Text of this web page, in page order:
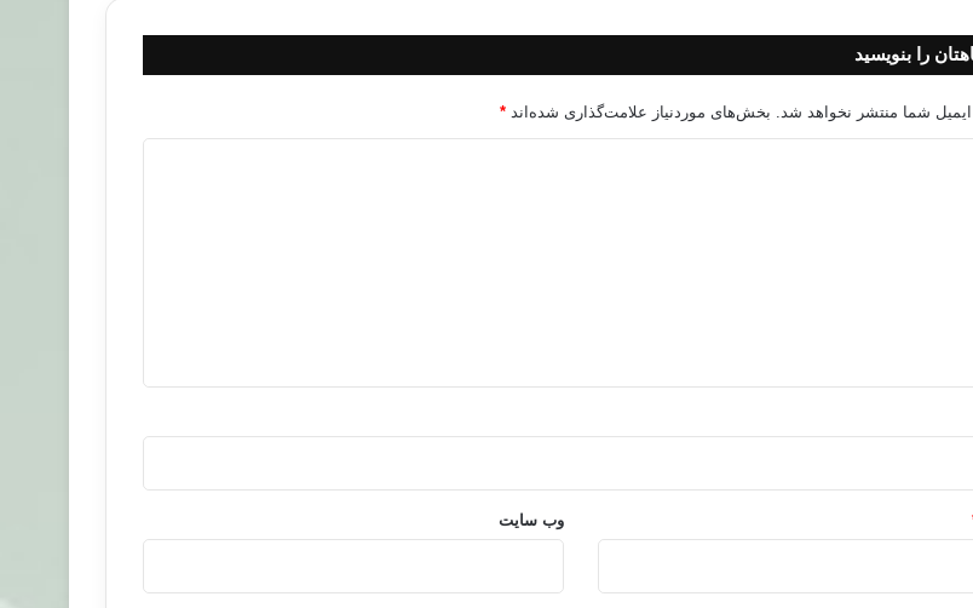
را بنویسید
شما منتشر نخواهد شد. بخش‌های موردنیاز علامت‌گذاری شده‌اند *
وب‌ سایت